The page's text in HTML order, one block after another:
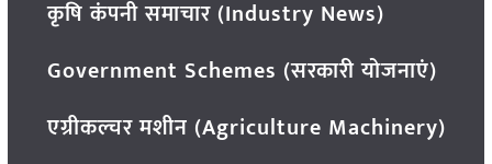
कृषि कंपनी समाचार (Industry News)
Government Schemes (सरकारी योजनाएं)
एग्रीकल्चर मशीन (Agriculture Machinery)